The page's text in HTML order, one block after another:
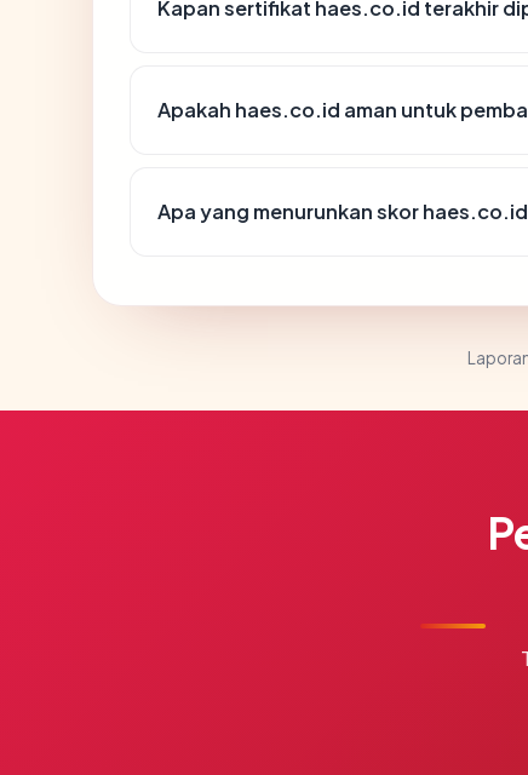
Kapan sertifikat haes.co.id terakhir
Apakah haes.co.id aman untuk
Apa yang menurunkan skor